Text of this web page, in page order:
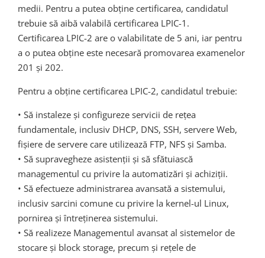
medii. Pentru a putea obține certificarea, candidatul
trebuie să aibă valabilă certificarea LPIC-1.
Certificarea LPIC-2 are o valabilitate de 5 ani, iar pentru
a o putea obține este necesară promovarea examenelor
201 și 202.
Pentru a obține certificarea LPIC-2, candidatul trebuie:
• Să instaleze și configureze servicii de rețea
fundamentale, inclusiv DHCP, DNS, SSH, servere Web,
fișiere de servere care utilizează FTP, NFS și Samba.
• Să supravegheze asistenții și să sfătuiască
managementul cu privire la automatizări și achiziții.
• Să efectueze administrarea avansată a sistemului,
inclusiv sarcini comune cu privire la kernel-ul Linux,
pornirea și întreținerea sistemului.
• Să realizeze Managementul avansat al sistemelor de
stocare și block storage, precum și rețele de